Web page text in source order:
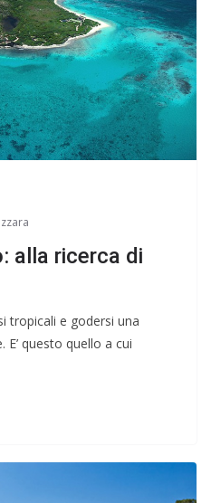
alla ricerca di
tropicali e godersi una
questo quello a cui